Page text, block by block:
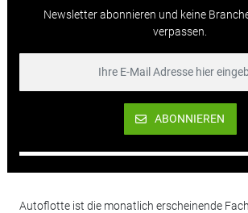
Newsletter abonnieren und keine
verpassen.
ABONNIEREN
Autoflotte ist die monatlich erscheinende